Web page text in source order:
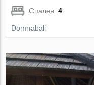
Спален:4
Domnabali